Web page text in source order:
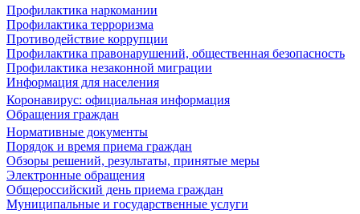
Профилактика наркомании
Профилактика терроризма
Противодействие коррупции
Профилактика правонарушений, общественная безопасность
Профилактика незаконной миграции
Информация для населения
Коронавирус: официальная информация
Обращения граждан
Нормативные документы
Порядок и время приема граждан
Обзоры решений, результаты, принятые меры
Электронные обращения
Общероссийский день приема граждан
Муниципальные и государственные услуги